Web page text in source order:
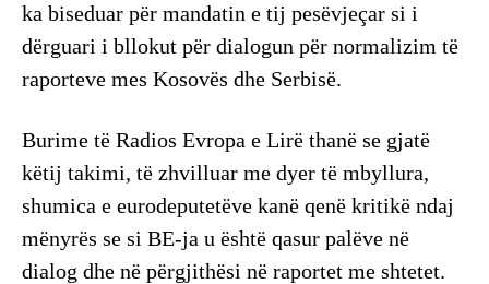
ka biseduar për mandatin e tij pesëvjeçar si i
dërguari i bllokut për dialogun për normalizim të
raporteve mes Kosovës dhe Serbisë.
Burime të Radios Evropa e Lirë thanë se gjatë
këtij takimi, të zhvilluar me dyer të mbyllura,
shumica e eurodeputetëve kanë qenë kritikë ndaj
mënyrës se si BE-ja u është qasur palëve në
dialog dhe në përgjithësi në raportet me shtetet.